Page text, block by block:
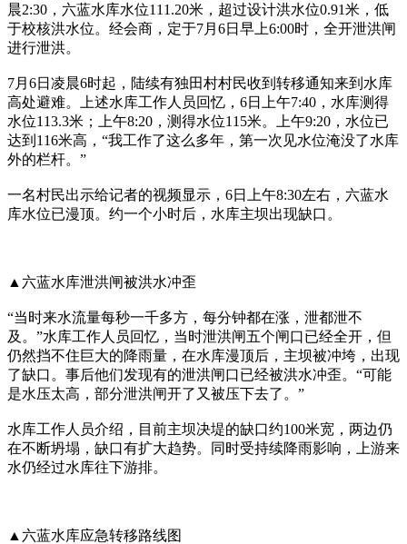
晨2:30，六蓝水库水位111.20米，超过设计洪水位0.91米，低
于校核洪水位。经会商，定于7月6日早上6:00时，全开泄洪闸
进行泄洪。
7月6日凌晨6时起，陆续有独田村村民收到转移通知来到水库
高处避难。上述水库工作人员回忆，6日上午7:40，水库测得
水位113.3米；上午8:20，测得水位115米。上午9:20，水位已
达到116米高，“我工作了这么多年，第一次见水位淹没了水库
外的栏杆。”
一名村民出示给记者的视频显示，6日上午8:30左右，六蓝水
库水位已漫顶。约一个小时后，水库主坝出现缺口。
▲六蓝水库泄洪闸被洪水冲歪
“当时来水流量每秒一千多方，每分钟都在涨，泄都泄不
及。”水库工作人员回忆，当时泄洪闸五个闸口已经全开，但
仍然挡不住巨大的降雨量，在水库漫顶后，主坝被冲垮，出现
了缺口。事后他们发现有的泄洪闸口已经被洪水冲歪。“可能
是水压太高，部分泄洪闸开了又被压下去了。”
水库工作人员介绍，目前主坝决堤的缺口约100米宽，两边仍
在不断坍塌，缺口有扩大趋势。同时受持续降雨影响，上游来
水仍经过水库往下游排。
▲六蓝水库应急转移路线图